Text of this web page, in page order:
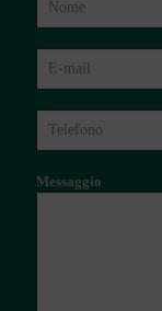
Messaggio